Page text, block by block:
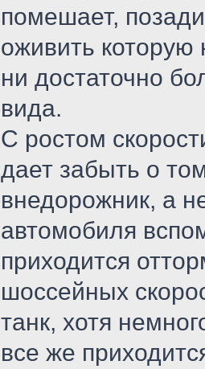
помешает,
оживить которую
ни достаточно
вида.
С ростом
дает забыть о
внедорожник, а
автомобиля
приходится
шоссейных
танк, хотя
все же